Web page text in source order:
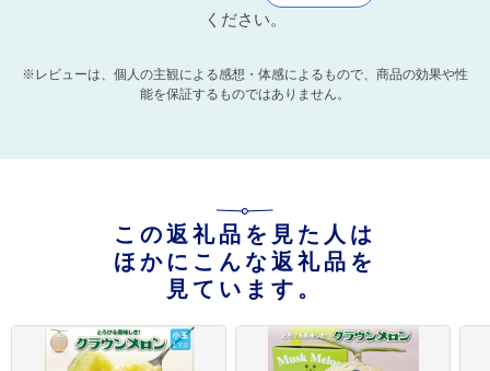
ください。
※レビューは、個人の主観による感想・体感によるもので、商品の効果や性
能を保証するものではありません。
この返礼品を見た人は
ほかにこんな返礼品を
見ています。